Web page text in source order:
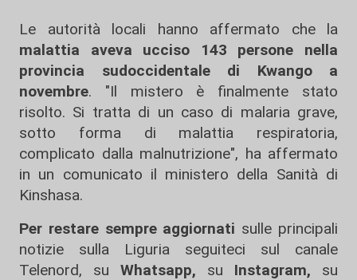
Le autorità locali hanno affermato che la
malattia aveva ucciso 143 persone nella
provincia sudoccidentale di Kwango a
novembre. "Il mistero è finalmente stato
risolto. Si tratta di un caso di malaria grave,
sotto forma di malattia respiratoria,
complicato dalla malnutrizione", ha affermato
in un comunicato il ministero della Sanità di
Kinshasa.
Per restare sempre aggiornati sulle principali
notizie sulla Liguria seguiteci sul canale
Telenord, su
Whatsapp, su Instagram, su